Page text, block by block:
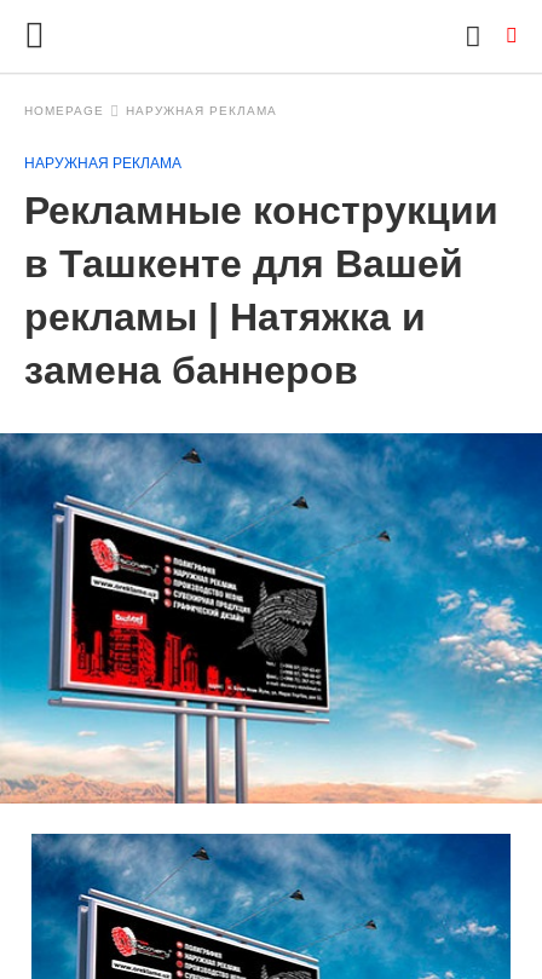
HOMEPAGE НАРУЖНАЯ РЕКЛАМА
НАРУЖНАЯ РЕКЛАМА
Рекламные конструкции
в Ташкенте для Вашей
рекламы | Натяжка и
замена баннеров